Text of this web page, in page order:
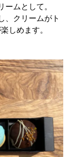
ムとして。
、クリームがト
しめます。